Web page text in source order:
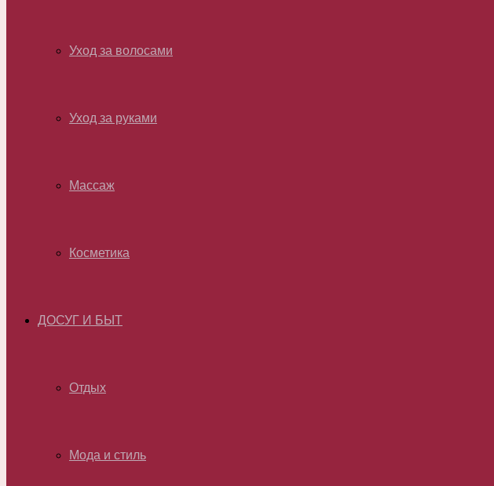
Уход за волосами
Уход за руками
Массаж
Косметика
ДОСУГ И БЫТ
Отдых
Мода и стиль